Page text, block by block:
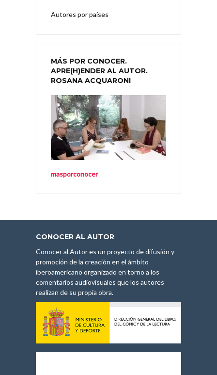
Autores por países
MÁS POR CONOCER.
APRE(H)ENDER AL AUTOR.
ROSANA ACQUARONI
masporconocer
CONOCER AL AUTOR
Conocer al Autor es un proyecto de difusión y
promoción de la creación en el ámbito
iberoamericano organizado en torno a los
comentarios audiovisuales que los autores
realizan de su propia obra.